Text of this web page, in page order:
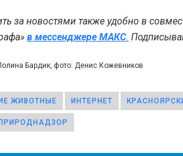
за новостями также удобно в
в мессенджере MAКС.
Бардик, фото: Денис Кожевников
ЖИВОТНЫЕ ИНТЕРНЕТ